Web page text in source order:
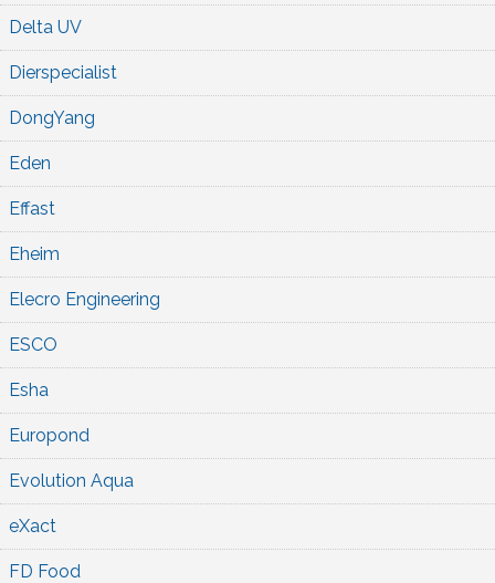
Delta UV
Dierspecialist
DongYang
Eden
Effast
Eheim
Elecro Engineering
ESCO
Esha
Europond
Evolution Aqua
eXact
FD Food